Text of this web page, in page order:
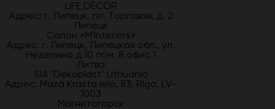
LIFE DÉCOR
Адрес: г. Липецк, пл. Торговая, д. 2
Липецк
Салон «M`Interiors»
Адрес: г. Липецк, Липецкая обл., ул.
Неделина д.10 пом. 8 офис 1
Литва
SIA "Dekoplast" Lithuania
Адрес: Mazā Krasta iela, 83, Rīga, LV-
1003
Магнитогорск